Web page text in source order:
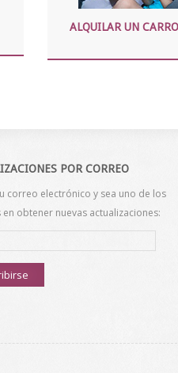
ALQUILAR UN
POR CORREO
correo electrónico y sea uno de los
obtener nuevas actualizaciones: